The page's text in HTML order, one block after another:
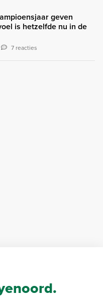
geven
is hetzelfde nu in de
7 reacties